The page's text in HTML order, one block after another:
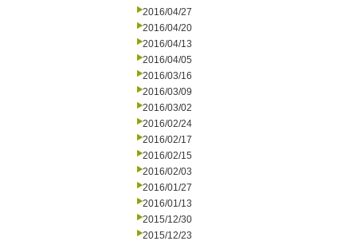
2016/04/27
2016/04/20
2016/04/13
2016/04/05
2016/03/16
2016/03/09
2016/03/02
2016/02/24
2016/02/17
2016/02/15
2016/02/03
2016/01/27
2016/01/13
2015/12/30
2015/12/23